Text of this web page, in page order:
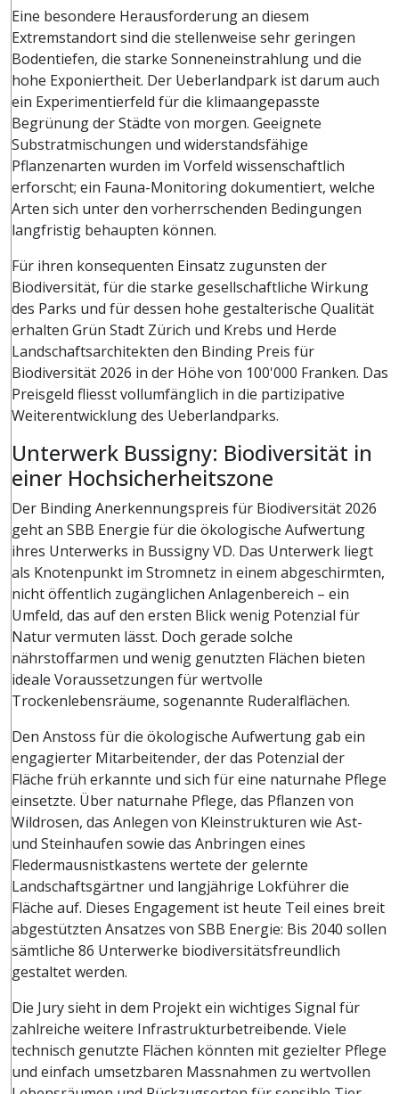
Eine besondere Herausforderung an diesem
Extremstandort sind die stellenweise sehr geringen
Bodentiefen, die starke Sonneneinstrahlung und die
hohe Exponiertheit. Der Ueberlandpark ist darum auch
ein Experimentierfeld für die klimaangepasste
Begrünung der Städte von morgen. Geeignete
Substratmischungen und widerstandsfähige
Pflanzenarten wurden im Vorfeld wissenschaftlich
erforscht; ein Fauna-Monitoring dokumentiert, welche
Arten sich unter den vorherrschenden Bedingungen
langfristig behaupten können.
Für ihren konsequenten Einsatz zugunsten der
Biodiversität, für die starke gesellschaftliche Wirkung
des Parks und für dessen hohe gestalterische Qualität
erhalten Grün Stadt Zürich und Krebs und Herde
Landschaftsarchitekten den Binding Preis für
Biodiversität 2026 in der Höhe von 100'000 Franken. Das
Preisgeld fliesst vollumfänglich in die partizipative
Weiterentwicklung des Ueberlandparks.
Unterwerk Bussigny: Biodiversität in
einer Hochsicherheitszone
Der Binding Anerkennungspreis für Biodiversität 2026
geht an SBB Energie für die ökologische Aufwertung
ihres Unterwerks in Bussigny VD. Das Unterwerk liegt
als Knotenpunkt im Stromnetz in einem abgeschirmten,
nicht öffentlich zugänglichen Anlagenbereich – ein
Umfeld, das auf den ersten Blick wenig Potenzial für
Natur vermuten lässt. Doch gerade solche
nährstoffarmen und wenig genutzten Flächen bieten
ideale Voraussetzungen für wertvolle
Trockenlebensräume, sogenannte Ruderalflächen.
Den Anstoss für die ökologische Aufwertung gab ein
engagierter Mitarbeitender, der das Potenzial der
Fläche früh erkannte und sich für eine naturnahe Pflege
einsetzte. Über naturnahe Pflege, das Pflanzen von
Wildrosen, das Anlegen von Kleinstrukturen wie Ast-
und Steinhaufen sowie das Anbringen eines
Fledermausnistkastens wertete der gelernte
Landschaftsgärtner und langjährige Lokführer die
Fläche auf. Dieses Engagement ist heute Teil eines breit
abgestützten Ansatzes von SBB Energie: Bis 2040 sollen
sämtliche 86 Unterwerke biodiversitätsfreundlich
gestaltet werden.
Die Jury sieht in dem Projekt ein wichtiges Signal für
zahlreiche weitere Infrastrukturbetreibende. Viele
technisch genutzte Flächen könnten mit gezielter Pflege
und einfach umsetzbaren Massnahmen zu wertvollen